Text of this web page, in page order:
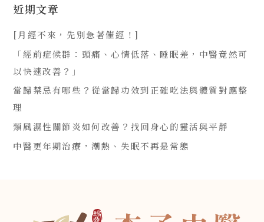
近期文章
[月經不來，先別急著催經！]
「經前症候群：頭痛、心情低落、睡眠差，中醫竟然可
以快速改善？」
當歸禁忌有哪些？從當歸功效到正確吃法與體質對應整
理
類風濕性關節炎如何改善？找回身心的靈活與平靜
中醫更年期治療，潮熱、失眠不再是常態